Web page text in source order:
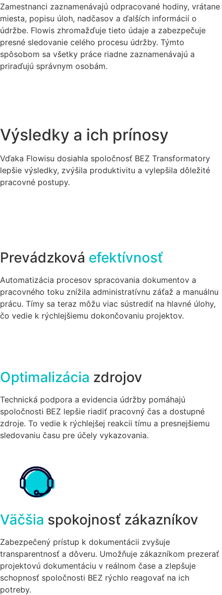
Zamestnanci zaznamenávajú odpracované hodiny, vrátane
miesta, popisu úloh, nadčasov a ďalších informácií o
údržbe. Flowis zhromažďuje tieto údaje a zabezpečuje
presné sledovanie celého procesu údržby. Týmto
spôsobom sa všetky práce riadne zaznamenávajú a
priraďujú správnym osobám.
Výsledky a ich prínosy
Vďaka Flowisu dosiahla spoločnosť BEZ Transformatory
lepšie výsledky, zvýšila produktivitu a vylepšila dôležité
pracovné postupy.
Prevádzková efektívnosť
Automatizácia procesov spracovania dokumentov a
pracovného toku znížila administratívnu záťaž a manuálnu
prácu. Tímy sa teraz môžu viac sústrediť na hlavné úlohy,
čo vedie k rýchlejšiemu dokončovaniu projektov.
Optimalizácia zdrojov
Technická podpora a evidencia údržby pomáhajú
spoločnosti BEZ lepšie riadiť pracovný čas a dostupné
zdroje. To vedie k rýchlejšej reakcii tímu a presnejšiemu
sledovaniu času pre účely vykazovania.
Väčšia spokojnosť zákazníkov
Zabezpečený prístup k dokumentácii zvyšuje
transparentnosť a dôveru. Umožňuje zákazníkom prezerať
projektovú dokumentáciu v reálnom čase a zlepšuje
schopnosť spoločnosti BEZ rýchlo reagovať na ich
potreby.